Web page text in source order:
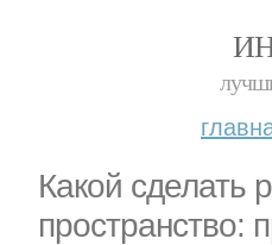
Какой сделать
пространство: